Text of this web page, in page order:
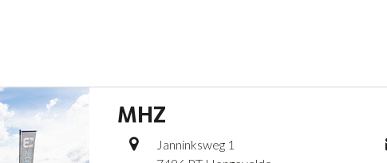
MHZ
Janninksweg 1